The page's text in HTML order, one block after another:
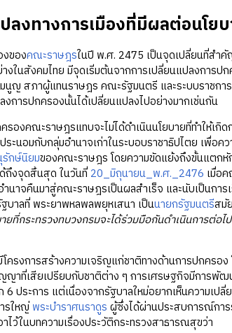
ลงทางการเมืองที่มีผลต่อนโย
ของคณะราษฎรในปี พ.ศ. 2475 เป็นจุดเปลี่ยนที่สำคั
งในสังคมไทย มีจุดเริ่มต้นจากการเปลี่ยนแปลงการ
นูญ สภาผู้แทนราษฎร คณะรัฐมนตรี และระบบราชกา
การปกครองนั้นได้เปลี่ยนแปลงไปอย่างมากเช่นกัน
คณะราษฎรแทบจะไม่ได้ดำเนินนโยบายที่ทำให้เกิ
ะนอมกับกลุ่มอำนาจเก่าในระบอบราชาธิปไตย เพื่อ
กษ์นิยมของคณะราษฎร โดยความขัดแย้งถึงขั้นแตก
ถึงจุดสิ้นสุด ในวันที่20_มิถุนายน_พ.ศ._2476 เมื่อ
นาจคืนมาสู่คณะราษฎรเป็นผลสำเร็จ และนับเป็นกา
บาลที่ พระยาพหลพลพยุหเสนา เป็นนายกรัฐมนตรีสมั
ที่กระทรวงทบวงกรมจะได้ร่วมมือกันดำเนินการต่อไ
การสร้างความเจริญแก่ชาติทางด้านการปกครอง
าที่เสียเปรียบกับชาติต่าง ๆ การเศรษฐกิจมีการพั
ประการ แต่เนื่องจากรัฐบาลใหม่อยากเห็นความเป
รใหญ่ พระบำราศนราดูร ผู้ซึ่งได้ผ่านประสบการณ์กา
ว้ในบทความเรื่องประวัติกระทรวงสาธารณสุขว่า